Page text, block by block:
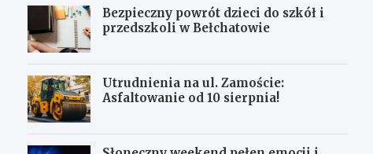
Bezpieczny powrót dzieci do szkół i
przedszkoli w Bełchatowie
Utrudnienia na ul. Zamoście:
Asfaltowanie od 10 sierpnia!